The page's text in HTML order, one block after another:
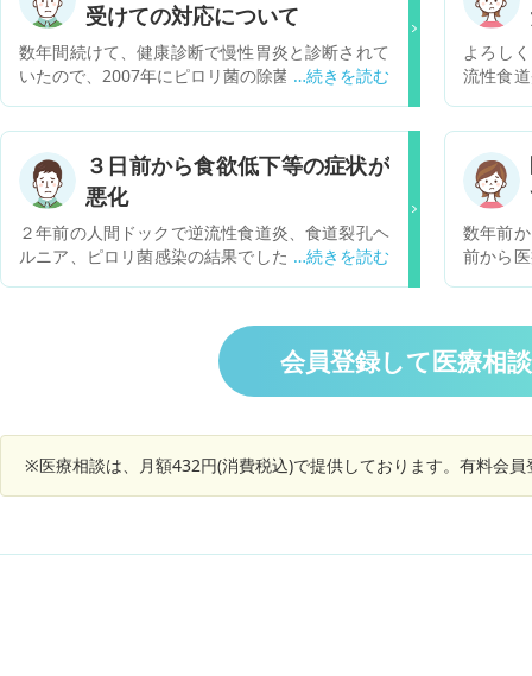
受けての対応について
数年間続けて、健康診断で慢性胃炎と診断されて
いたので、2007年にピロリ菌の除菌を行い成功し
ア 萎縮性胃炎 と診断されました。現状は経過観
察をしております。 この診断を受けてから、20
時以降の食事を控え、留意してきたのですが、20
り、自覚症状はないものの症状が悪化しているよ
うに思われます。 健診時の問診では、担当された
医師から胃薬を飲んでもよいかもと言われました
観察を継続していくことの他、対応すべきことは
ありますか。 胃薬を飲む場合は、市販の胃薬で問
よろし
流性食
うな手
せ。
３日前から食欲低下等の症状が
悪化
２年前の人間ドックで逆流性食道炎、食道裂孔ヘ
ルニア、ピロリ菌感染の結果でした。以後、年１
年の４月くらいから、げっぷや胃もたれが多少気
になりはじめた。 ７月に人間ドックをやり、同じ
く逆流性食道炎と言われたのですが、縦に赤くな
っている箇所の周辺粘膜がざらざらしているので
いていません。 ドック以降、胃のむかつきや、胃
もたれ等が気になりはじめ、３日前からは症状が
数年前
前から
内視鏡
で、食
診断さ
も変え
ら、と
し、仕
会員登録して医療相
※医療相談は、月額432円(消費税込)で提供しております。有料会